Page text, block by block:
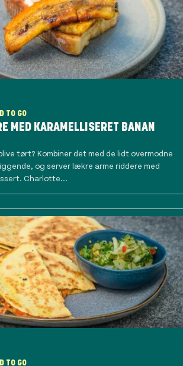
TO GO
MED KARAMELLISERET BANAN
tørt? Kombiner det med de lidt overmodne
og server lækre arme riddere med
Charlotte...
TO GO